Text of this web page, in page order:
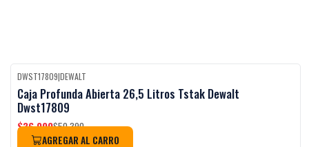
-27%OFF
DWST17809|DEWALT
Caja Profunda Abierta 26,5 Litros Tstak Dewalt
Dwst17809
$36.990$50.390
AGREGAR AL CARRO